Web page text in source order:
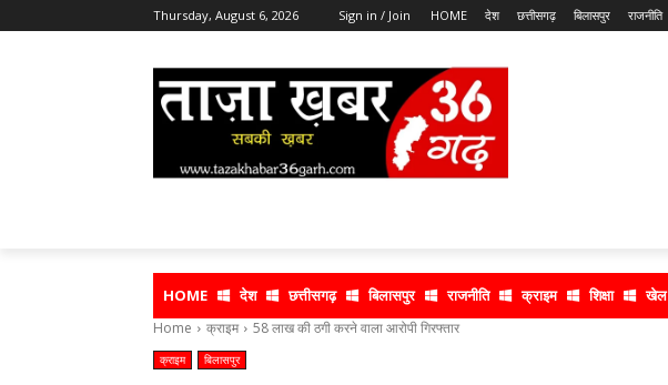
Thursday, August 6, 2026 Sign in / Join HOME देश छत्तीसगढ़ बिलासपुर राजनीति
HOME देश छत्तीसगढ़ बिलासपुर राजनीति क्राइम शिक्षा खेल
Home क्राइम 58 लाख की ठगी करने वाला आरोपी गिरफ्तार
क्राइम बिलासपुर